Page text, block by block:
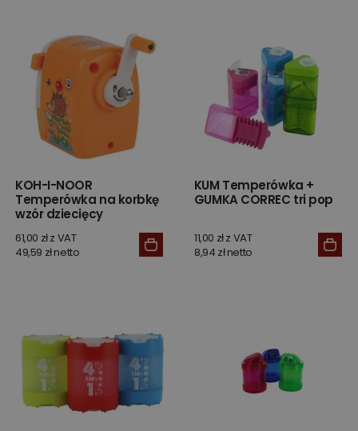
KOH-I-NOOR
Temperówka na korbkę
wzór dziecięcy
61,00 zł z VAT
49,59 zł netto
KUM Temperówka +
GUMKA CORREC tri pop
11,00 zł z VAT
8,94 zł netto